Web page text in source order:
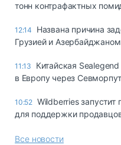
тонн контрафактных
12:14
Названа причина
Грузией и Азербайджаном
11:13
Китайская
в Европу через
10:52 Wildberries
для поддержки
Все новости